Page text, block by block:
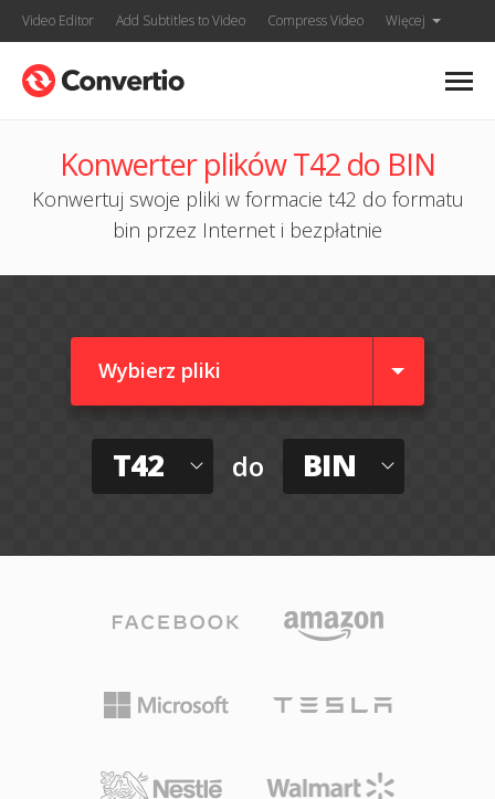
Video Editor Add Subtitles to Video Compress Video Więcej
Konwerter plików T42 do BIN
Konwertuj swoje pliki w formacie t42 do formatu
bin przez Internet i bezpłatnie
Wybierz pliki
T42 do BIN